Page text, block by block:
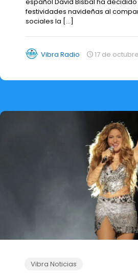
festividades navideñas al
sociales la […]
Vibra Radio 17 de
Vibra Noticias